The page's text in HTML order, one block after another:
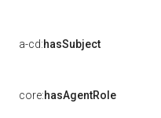
a-cd:hasSubject
core:hasAgentRole